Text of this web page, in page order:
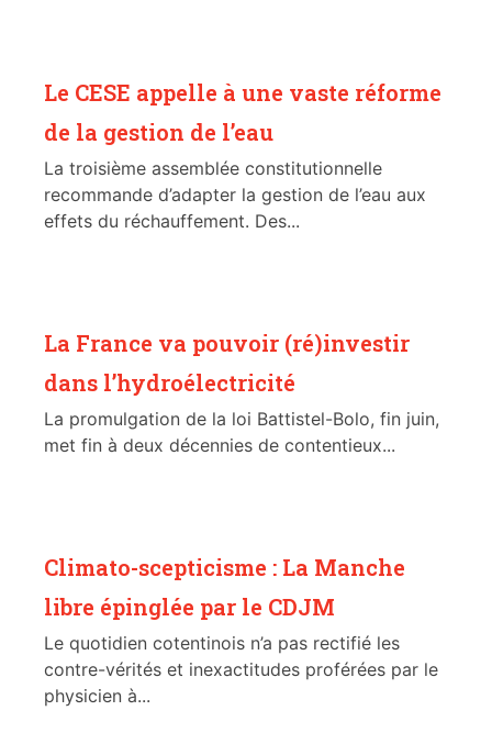
Le CESE appelle à une vaste réforme
de la gestion de l’eau
La troisième assemblée constitutionnelle
recommande d’adapter la gestion de l’eau aux
effets du réchauffement. Des...
La France va pouvoir (ré)investir
dans l’hydroélectricité
La promulgation de la loi Battistel-Bolo, fin juin,
met fin à deux décennies de contentieux...
Climato-scepticisme : La Manche
libre épinglée par le CDJM
Le quotidien cotentinois n’a pas rectifié les
contre-vérités et inexactitudes proférées par le
physicien à...